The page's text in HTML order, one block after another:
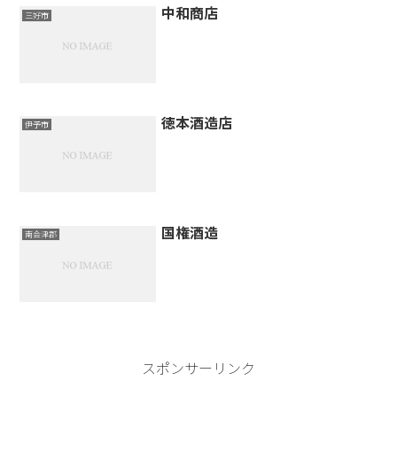
三好市 中和商店
伊予市 徳本酒造店
南会津郡 国権酒造
スポンサーリンク